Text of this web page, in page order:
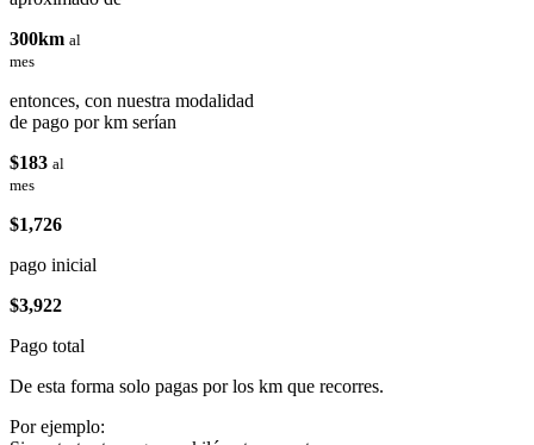
300km al
mes
entonces, con nuestra modalidad
de pago por km serían
$183 al
mes
$1,726
pago inicial
$3,922
Pago total
De esta forma solo pagas por los km que recorres.
Por ejemplo: